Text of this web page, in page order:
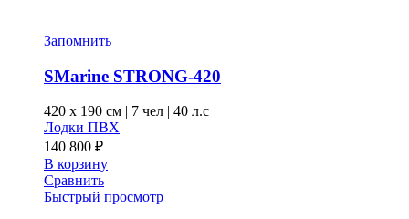
Запомнить
SMarine STRONG-420
420 x 190 см | 7 чел | 40 л.с
Лодки ПВХ
140 800 ₽
В корзину
Сравнить
Быстрый просмотр